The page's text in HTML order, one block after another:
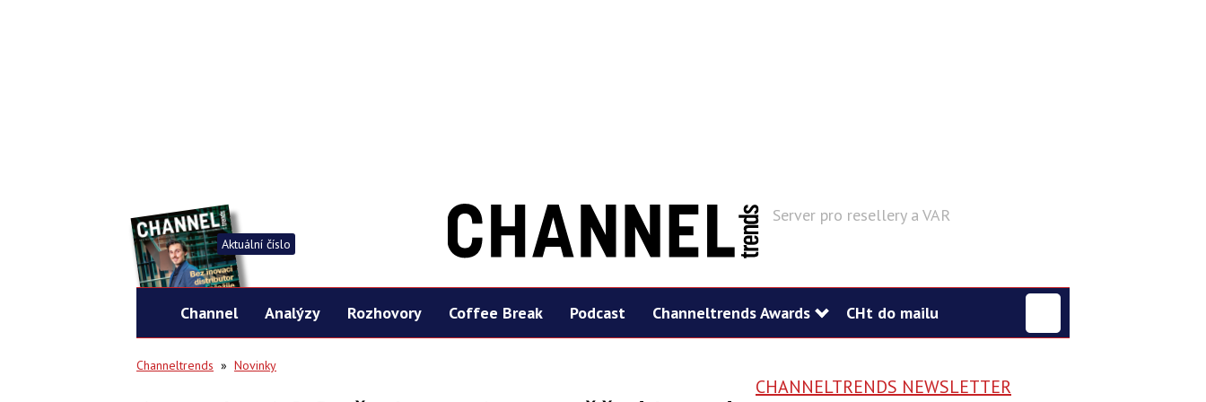
Aktuální číslo
Server pro resellery a VAR
Channel Analýzy Rozhovory Coffee Break Podcast Channeltrends Awards CHt do mailu
Channeltrends » Novinky
CHANNELTRENDS NEWSLETTER